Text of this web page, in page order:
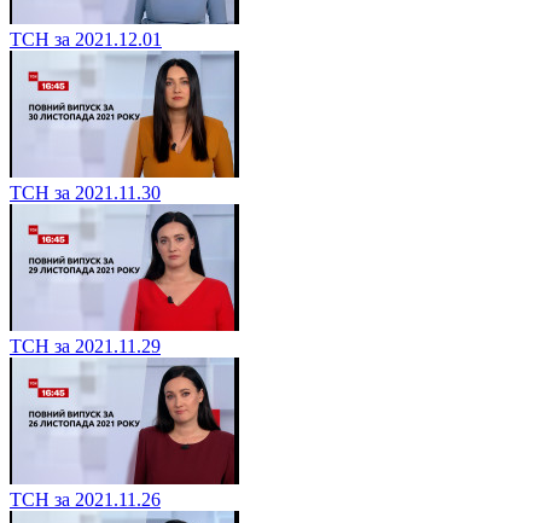
ТСН за 2021.12.01
ТСН за 2021.11.30
ТСН за 2021.11.29
ТСН за 2021.11.26